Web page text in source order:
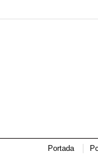
Portada